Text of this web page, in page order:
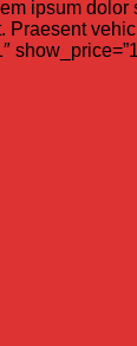
ipsum